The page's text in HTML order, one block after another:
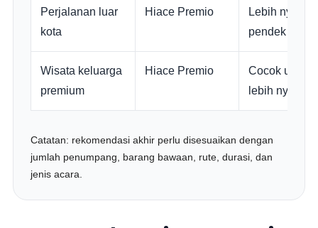
Perjalanan luar
kota
Hiace Premio
Lebih
pendek
Wisata keluarga
premium
Hiace Premio
Cocok untuk
lebih
Catatan: rekomendasi akhir perlu disesuaikan dengan
jumlah penumpang, barang bawaan, rute, durasi, dan
jenis acara.